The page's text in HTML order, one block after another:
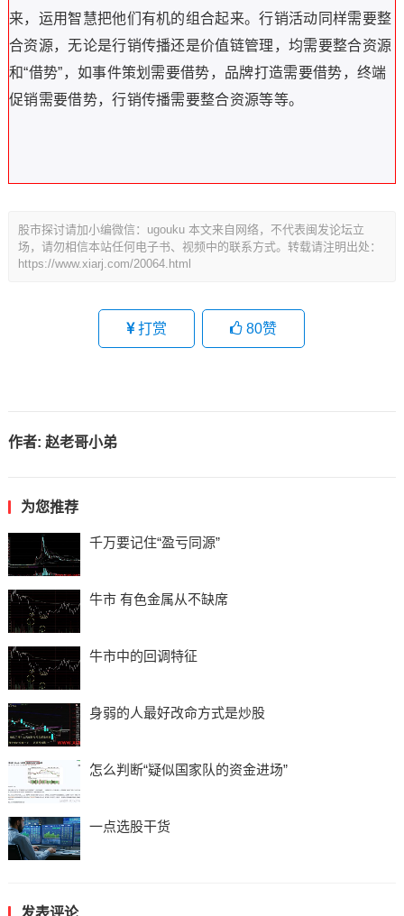
来，运用智慧把他们有机的组合起来。行销活动同样需要整
合资源，无论是行销传播还是价值链管理，均需要整合资源
和“借势”，如事件策划需要借势，品牌打造需要借势， 终端
促销需要借势，行销传播需要整合资源等等。
股市探讨请加小编微信：ugouku 本文来自网络，不代表闽发论坛立
场，请勿相信本站任何电子书、视频中的联系方式。转载请注明出处：
https://www.xiarj.com/20064.html
打赏 80赞
作者: 赵老哥小弟
为您推荐
千万要记住“盈亏同源”
牛市 有色金属从不缺席
牛市中的回调特征
身弱的人最好改命方式是炒股
怎么判断“疑似国家队的资金进场”
一点选股干货
发表评论